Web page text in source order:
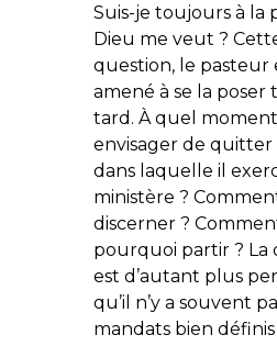
Suis-je toujours à la
Dieu me veut ?
question, le pasteur
amené à se la poser
tard. À quel
envisager de quitter
dans laquelle il
ministère ?
discerner ?
pourquoi partir ? La
est d’autant plus
qu’il n’y a souvent
mandats bien définis